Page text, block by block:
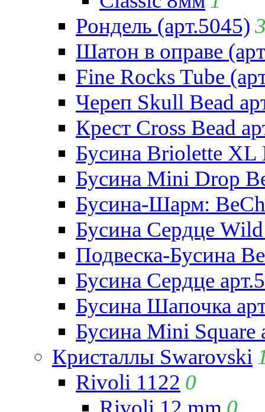
Рондель (арт.5045)
Шатон в оправе
Fine Rocks Tube
Череп Skull Bead
Крест Cross Bead
Бусина Briolette XL
Бусина Mini Drop
Бусина-Шарм:
Бусина Сердце
Подвеска-Бусина
Бусина Сердце
Бусина Шапочка
Бусина Mini Square
Кристаллы Swarovski
Rivoli 1122 0